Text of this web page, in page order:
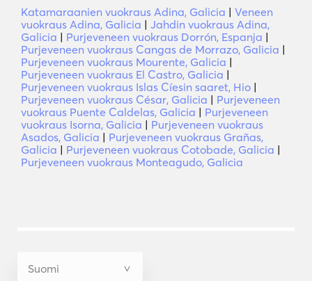
Katamaraanien vuokraus Adina, Galicia | Veneen
vuokraus Adina, Galicia | Jahdin vuokraus Adina,
Galicia | Purjeveneen vuokraus Dorrón, Espanja |
Purjeveneen vuokraus Cangas de Morrazo, Galicia |
Purjeveneen vuokraus Mourente, Galicia |
Purjeveneen vuokraus El Castro, Galicia |
Purjeveneen vuokraus Islas Cíesin saaret, Hio |
Purjeveneen vuokraus César, Galicia | Purjeveneen
vuokraus Puente Caldelas, Galicia | Purjeveneen
vuokraus Isorna, Galicia | Purjeveneen vuokraus
Asados, Galicia | Purjeveneen vuokraus Grañas,
Galicia | Purjeveneen vuokraus Cotobade, Galicia |
Purjeveneen vuokraus Monteagudo, Galicia